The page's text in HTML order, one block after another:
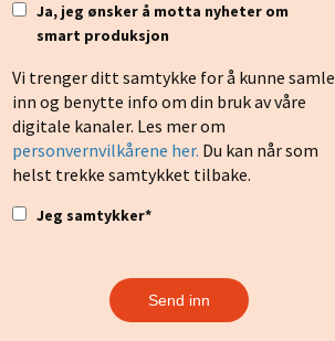
Ja, jeg ønsker å motta nyheter om
smart produksjon
Vi trenger ditt samtykke for å kunne samle
inn og benytte info om din bruk av våre
digitale kanaler. Les mer om
personvernvilkårene her. Du kan når som
helst trekke samtykket tilbake.
Jeg samtykker*